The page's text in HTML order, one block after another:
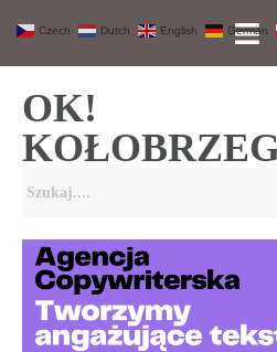
OK!
Czech Dutch English German